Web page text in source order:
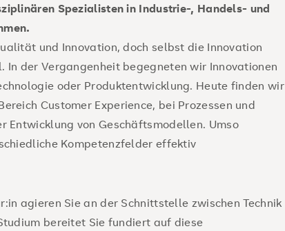
Sie die nachhaltige Entwicklung Ihres
globale Lieferketten und digitale Prozesse
: Wirtschaft und Umwelt verbinden – mit der
von nachhaltigen Geschäftsstrategien
: Projekte sicher steuern und erfolgreich
Spezialisten in Industrie-, Handels- und
und Innovation, doch selbst die Innovation
In der Vergangenheit begegneten wir Innovationen
oder Produktentwicklung. Heute finden wir
Customer Experience, bei Prozessen und
Entwicklung von Geschäftsmodellen. Umso
Kompetenzfelder effektiv
agieren Sie an der Schnittstelle zwischen Technik
bereitet Sie fundiert auf diese